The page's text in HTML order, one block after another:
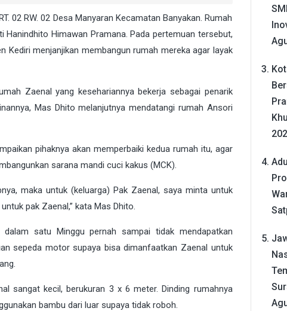
02 RW. 02 Desa Manyaran Kecamatan Banyakan. Rumah
Himawan Pramana. Pada pertemuan tersebut,
Kediri menjanjikan membangun rumah mereka agar layak
Zaenal yang kesehariannya bekerja sebagai penarik
Mas Dhito melanjutnya mendatangi rumah Ansori
pihaknya akan memperbaiki kedua rumah itu, agar
sarana mandi cuci kakus (MCK).
maka untuk (keluarga) Pak Zaenal, saya minta untuk
pak Zaenal,” kata Mas Dhito.
satu Minggu pernah sampai tidak mendapatkan
sepeda motor supaya bisa dimanfaatkan Zaenal untuk
sangat kecil, berukuran 3 x 6 meter. Dinding rumahnya
bambu dari luar supaya tidak roboh.